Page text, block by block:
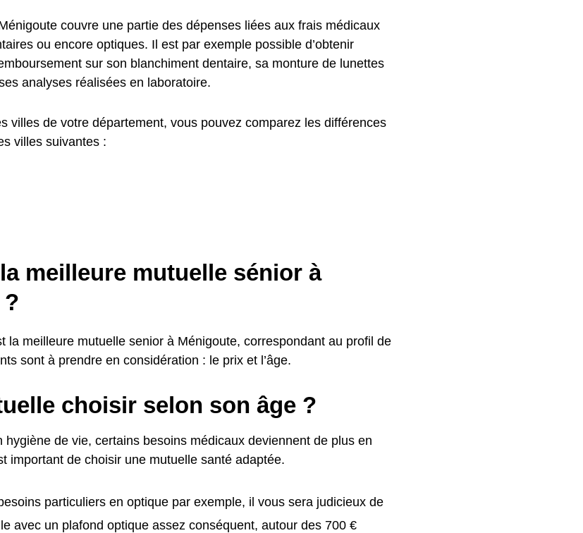
couvre une partie des dépenses liées aux frais médicaux
ou encore optiques. Il est par exemple possible d’obtenir
sur son blanchiment dentaire, sa monture de lunettes
analyses réalisées en laboratoire.
villes de votre département, vous pouvez comparez les différences
villes suivantes :
meilleure mutuelle sénior à
?
la meilleure mutuelle senior à Ménigoute, correspondant au profil de
sont à prendre en considération : le prix et l’âge.
choisir selon son âge ?
hygiène de vie, certains besoins médicaux deviennent de plus en
important de choisir une mutuelle santé adaptée.
particuliers en optique par exemple, il vous sera judicieux de
avec un plafond optique assez conséquent, autour des 700 €